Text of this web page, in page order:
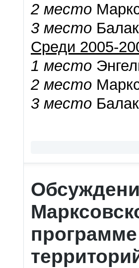
2 место
3 место
Среди 2005-
1 место
2 место
3 место